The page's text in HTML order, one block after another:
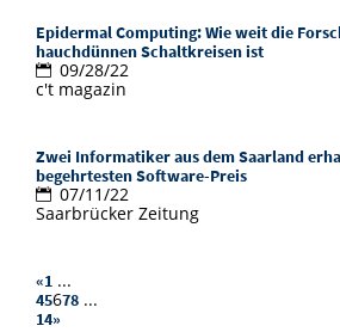
Epidermal Computing: Wie weit die
hauchdünnen Schaltkreisen ist
09/28/22
c't magazin
Zwei Informatiker aus dem Saarland
begehrtesten Software-Preis
07/11/22
Saarbrücker Zeitung
«1 ...
45678 ...
14»